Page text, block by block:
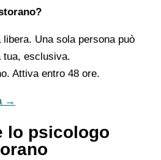
Una sola persona può
esclusiva.
Attiva entro 48 ore.
→
lo psicologo